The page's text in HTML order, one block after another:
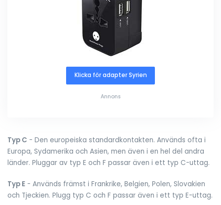
Klicka för adapter Syrien
Annons
Typ C - Den europeiska standardkontakten. Används ofta i
Europa, Sydamerika och Asien, men även i en hel del andra
länder. Pluggar av typ E och F passar även i ett typ C-uttag.
Typ E - Används främst i Frankrike, Belgien, Polen, Slovakien
och Tjeckien. Plugg typ C och F passar även i ett typ E-uttag.